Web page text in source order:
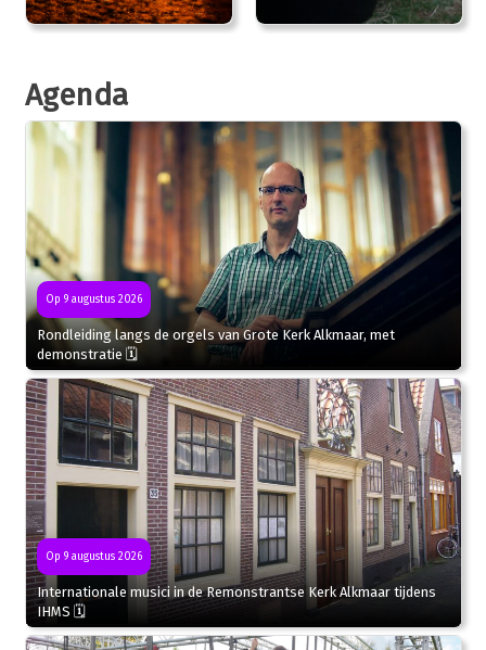
Agenda
Op 9 augustus 2026
Rondleiding langs de orgels van Grote Kerk Alkmaar, met
demonstratie 🗓
Op 9 augustus 2026
Internationale musici in de Remonstrantse Kerk Alkmaar tijdens
IHMS 🗓